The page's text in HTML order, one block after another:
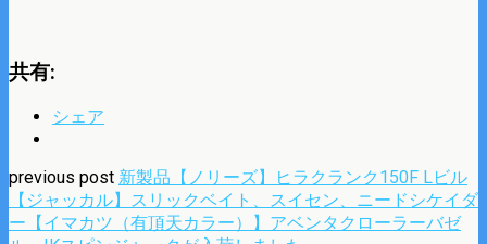
共有:
シェア
previous post 新製品【ノリーズ】ヒラクランク150F Lビル
【ジャッカル】スリックベイト、スイセン、ニードシケイダ
ー【イマカツ（有頂天カラー）】アベンタクローラーバゼ